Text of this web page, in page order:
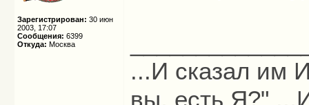
Зарегистрирован: 30 июн
2003, 17:07
Сообщения: 6399
Откуда: Москва
...И сказал им
вы, есть Я?"